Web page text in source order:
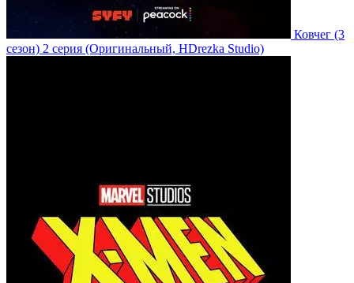
Ковчег (3
сезон) 2 серия (Оригинальный, HDrezka Studio)